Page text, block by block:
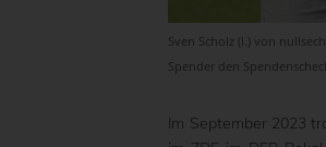
Sven Scholz (l.) von
Spender den
Im September 2023